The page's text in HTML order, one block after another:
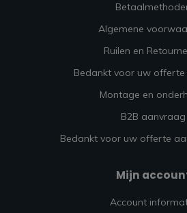
Algemene
Ruilen en
Bedankt voor uw
Montage en
B2B aanvraag
Bedankt voor uw offerte
Mijn
Account